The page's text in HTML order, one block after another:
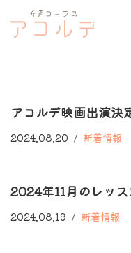
コ
ツ
へ
ッ
プ
アコルデ映画出演決
2024.08.20 新着情報
2024年11月のレッ
2024.08.19 新着情報